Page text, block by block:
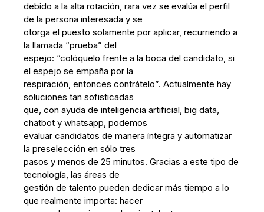
debido a la alta rotación, rara vez se evalúa el perfil
de la persona interesada y se
otorga el puesto solamente por aplicar, recurriendo a
la llamada “prueba” del
espejo: “colóquelo frente a la boca del candidato, si
el espejo se empaña por la
respiración, entonces contrátelo”. Actualmente hay
soluciones tan sofisticadas
que, con ayuda de inteligencia artificial, big data,
chatbot y whatsapp, podemos
evaluar candidatos de manera íntegra y automatizar
la preselección en sólo tres
pasos y menos de 25 minutos. Gracias a este tipo de
tecnología, las áreas de
gestión de talento pueden dedicar más tiempo a lo
que realmente importa: hacer